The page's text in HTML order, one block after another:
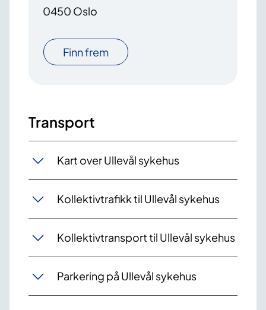
0450 Oslo
Finn frem
Transport
Kart over Ullevål sykehus
Kollektivtrafikk til Ullevål sykehus
Kollektivtransport til Ullevål sykehus
Parkering på Ullevål sykehus